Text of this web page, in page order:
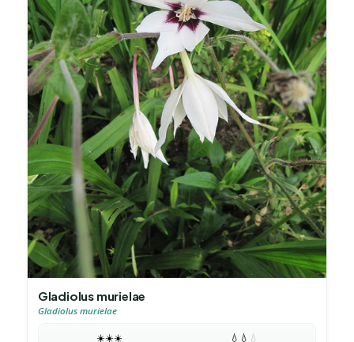
Gladiolus murielae
Gladiolus murielae
☀️☀️☀️ 💧 💧 💧